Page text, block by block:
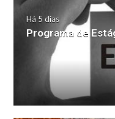
Há 5 dias
Programa de